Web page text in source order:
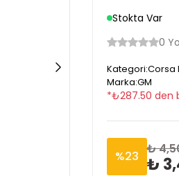
Stokta Var
0
Kategori:Corsa
Marka:GM
*₺287.50 den
%23 ₺
₺